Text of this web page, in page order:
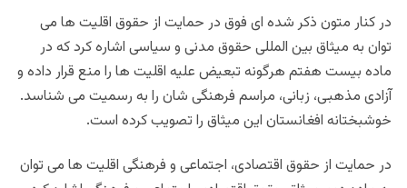
در کنار متون ذکر شده ای فوق در حمایت از حقوق اقلیت ها می
توان به میثاق بین المللی حقوق مدنی و سیاسی اشاره کرد که در
ماده بیست هفتم هرگونه تبعیض علیه اقلیت ها را منع قرار داده و
آزادی مذهبی، زبانی، مراسم فرهنگی شان را به رسمیت می شناسد.
خوشبختانه افغانستان این میثاق را تصویب کرده است.
در حمایت از حقوق اقتصادی، اجتماعی و فرهنگی اقلیت ها می توان